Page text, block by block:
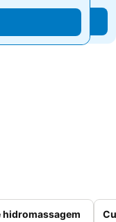
hidromassagem